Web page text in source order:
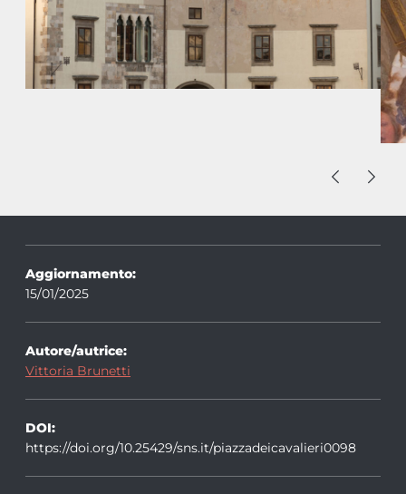
Aggiornamento:
15/01/2025
Autore/autrice:
Vittoria Brunetti
DOI:
https://doi.org/10.25429/sns.it/piazzadeicavalieri0098